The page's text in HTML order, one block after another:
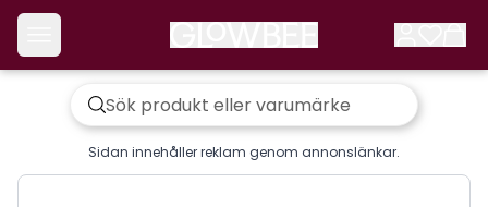
Sidan innehåller reklam genom annonslänkar.